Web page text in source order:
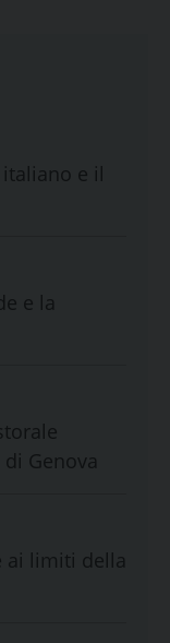
e il
e la
Genova
ai limiti della